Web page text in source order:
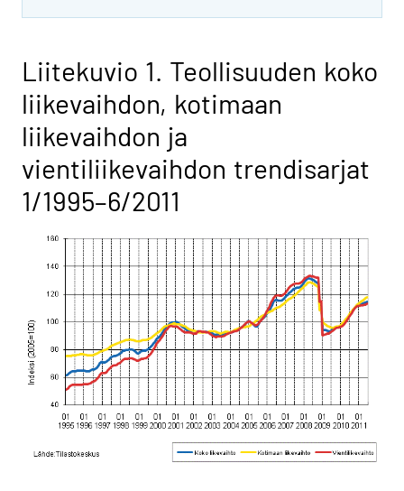
Liitekuvio 1. Teollisuuden koko
liikevaihdon, kotimaan
liikevaihdon ja
vientiliikevaihdon trendisarjat
1/1995–6/2011